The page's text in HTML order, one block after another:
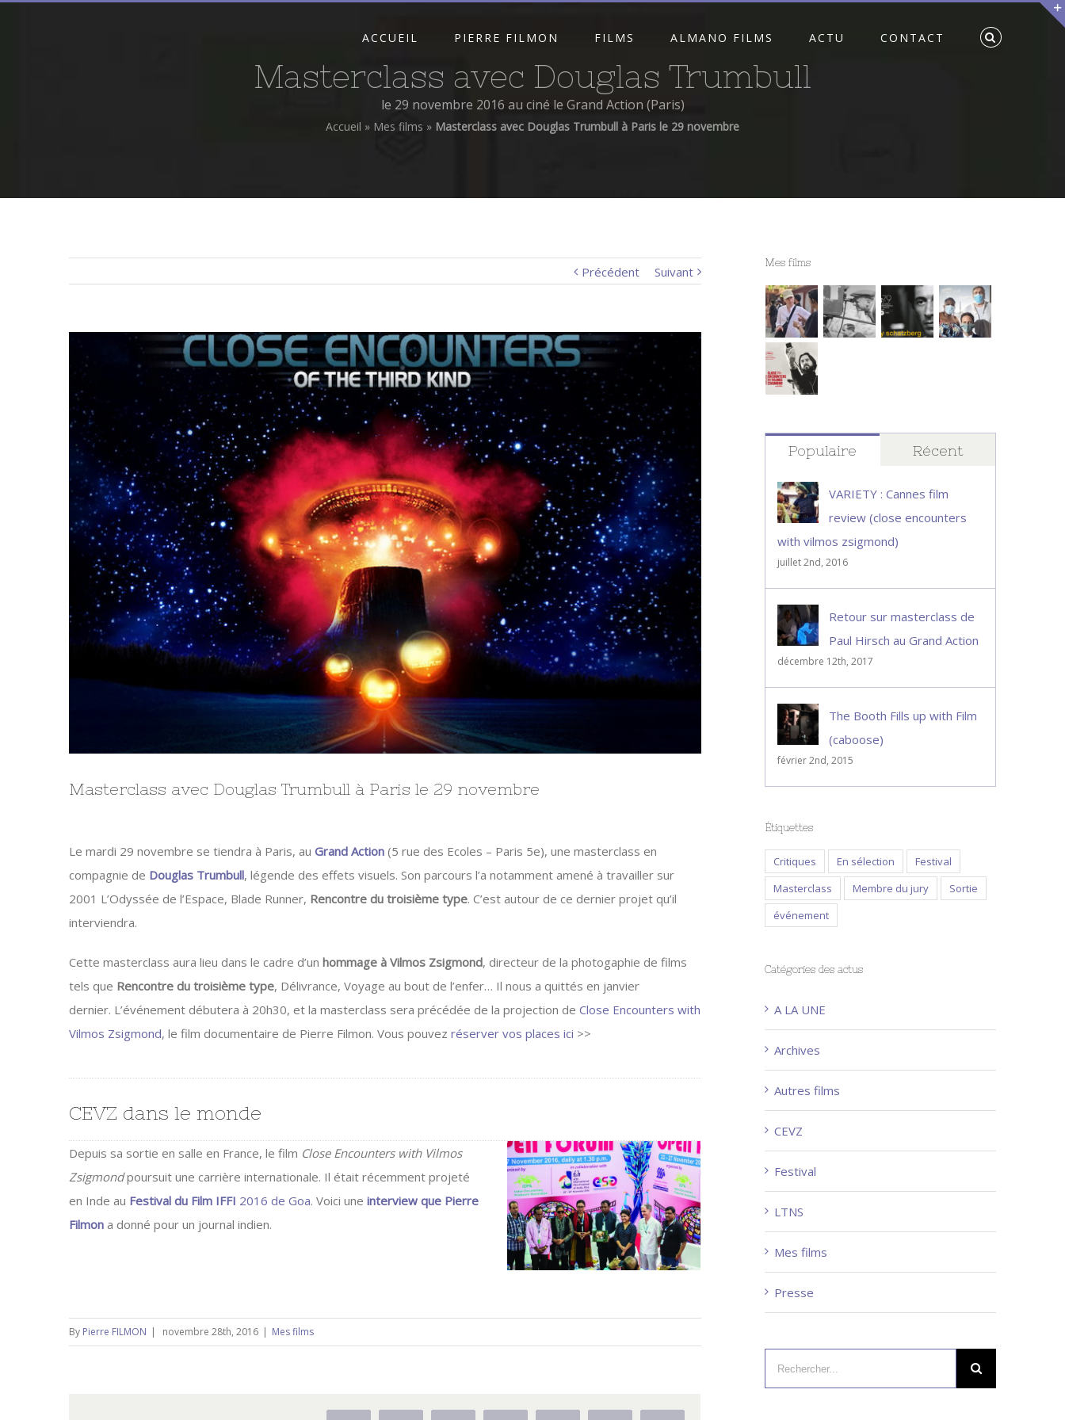
ACCUEIL PIERRE FILMON FILMS ALMANO FILMS ACTU CONTACT
Masterclass avec Douglas Trumbull
le 29 novembre 2016 au ciné le Grand Action (Paris)
Accueil » Mes films » Masterclass avec Douglas Trumbull à Paris le 29 novembre
Précédent Suivant
Larger
Image
Masterclass avec Douglas Trumbull à Paris le 29 novembre
Le mardi 29 novembre se tiendra à Paris, au Grand Action (5 rue des Ecoles – Paris 5e), une masterclass en
compagnie de Douglas Trumbull, légende des effets visuels. Son parcours l’a notamment amené à travailler sur
2001 L’Odyssée de l’Espace, Blade Runner, Rencontre du troisième type. C’est autour de ce dernier projet qu’il
interviendra.
Cette masterclass aura lieu dans le cadre d’un hommage à Vilmos Zsigmond, directeur de la photogaphie de films
tels que Rencontre du troisième type, Délivrance, Voyage au bout de l’enfer… Il nous a quittés en janvier
dernier. L’événement débutera à 20h30, et la masterclass sera précédée de la projection de Close Encounters with
Vilmos Zsigmond, le film documentaire de Pierre Filmon. Vous pouvez réserver vos places ici >>
CEVZ dans le monde
Depuis sa sortie en salle en France, le film Close Encounters with Vilmos
Zsigmondpoursuit une carrière internationale. Il était récemment projeté
en Inde au Festival du Film IFFI 2016 de Goa. Voici une interview que Pierre
Filmon a donné pour un journal indien.
By Pierre FILMON | novembre 28th, 2016 | Mes films
Mes films
Populaire Récent
VARIETY : Cannes film
review (close encounters
with vilmos zsigmond)
juillet 2nd, 2016
Retour sur masterclass de
Paul Hirsch au Grand Action
décembre 12th, 2017
The Booth Fills up with Film
(caboose)
février 2nd, 2015
Étiquettes
Critiques En sélection
Festival
Masterclass
Membre du jury
Sortie
événement
Catégories des actus
A LA UNE
Archives
Autres films
CEVZ
Festival
LTNS
Mes films
Presse